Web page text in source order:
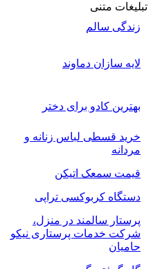
تبلیغات متنی
زندگی سالم
لایه سازان دماوند
بهترین کادو برای دختر
خرید قسطی لباس زنانه و
مردانه
قیمت سمعک اتیکن
دستگاه کربوکسی تراپی
پرستار سالمند در منزل،
شرکت خدمات پرستاری نیکو
حامیان